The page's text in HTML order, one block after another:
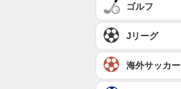
ゴルフ
Jリーグ
海外サッカー